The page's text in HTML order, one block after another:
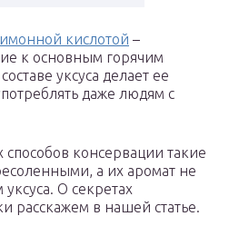
кислотой –
к основным горячим
уксуса делает ее
даже людям с
консервации такие
а их аромат не
О секретах
расскажем в нашей статье.